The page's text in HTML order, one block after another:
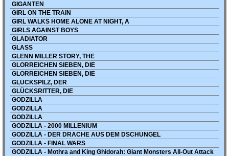
GIGANTEN
GIRL ON THE TRAIN
GIRL WALKS HOME ALONE AT NIGHT, A
GIRLS AGAINST BOYS
GLADIATOR
GLASS
GLENN MILLER STORY, THE
GLORREICHEN SIEBEN, DIE
GLORREICHEN SIEBEN, DIE
GLÜCKSPILZ, DER
GLÜCKSRITTER, DIE
GODZILLA
GODZILLA
GODZILLA
GODZILLA - 2000 MILLENIUM
GODZILLA - DER DRACHE AUS DEM DSCHUNGEL
GODZILLA - FINAL WARS
GODZILLA - Mothra and King Ghidorah: Giant Monsters All-Out Attack